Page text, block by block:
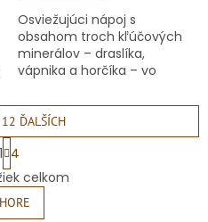
Osviežujúci nápoj s
obsahom troch kľúčových
minerálov – draslíka,
vápnika a horčíka – vo
vstrebateľnosť. Vhodný na
dopĺňanie minerálov počas
bežného...
O
v
l
ĎALŠÍCH
S
t
r
á
n
1 4
celkom
HORE